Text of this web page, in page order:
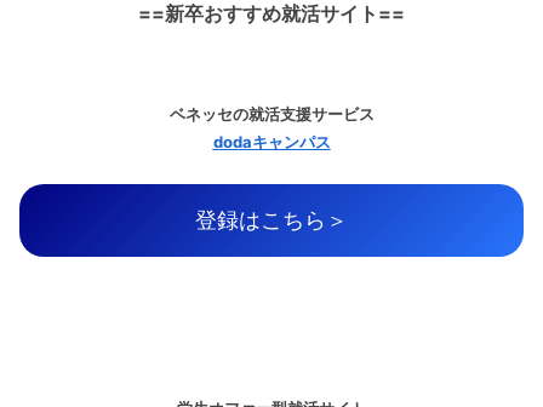
==新卒おすすめ就活サイト==
ベネッセの就活支援サービス
dodaキャンパス
登録はこちら＞